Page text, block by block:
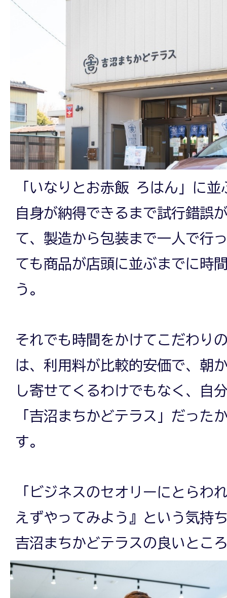
「いなりとお赤飯 ろはん」に
自身が納得できるまで試行錯誤
て、製造から包装まで一人で行
ても商品が店頭に並ぶまでに時
う。
それでも時間をかけてこだわり
は、利用料が比較的安価で、朝
し寄せてくるわけでもなく、自
「吉沼まちかどテラス」だった
す。
「ビジネスのセオリーにとらわ
えずやってみよう』という気持
吉沼まちかどテラスの良いとこ